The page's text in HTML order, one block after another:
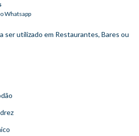
Whatsapp
ser utilizado em Restaurantes, Bares ou